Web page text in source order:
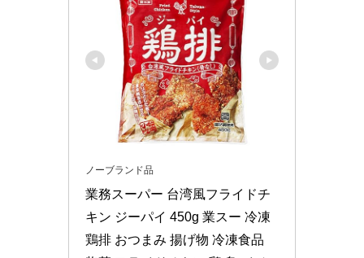
ノーブランド品
業務スーパー 台湾風フライドチ
キン ジーパイ 450g 業スー 冷凍
鶏排 おつまみ 揚げ物 冷凍食品